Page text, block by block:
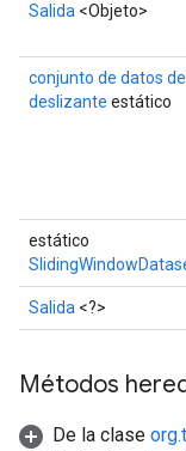
Salida <Objeto>
conjunto de datos
deslizante estático
estático
Salida <?>
Métodos
De la clase